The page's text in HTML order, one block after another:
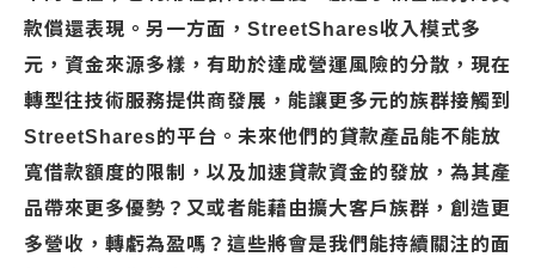
款償還表現。另一方面，StreetShares收入模式多
元，資金來源多樣，有助於達成營運風險的分散，現在
轉型往技術服務提供商發展，能讓更多元的族群接觸到
StreetShares的平台。未來他們的貸款產品能不能放
寬借款額度的限制，以及加速貸款資金的發放，為其產
品帶來更多優勢？又或者能藉由擴大客戶族群，創造更
多營收，轉虧為盈嗎？這些將會是我們能持續關注的面